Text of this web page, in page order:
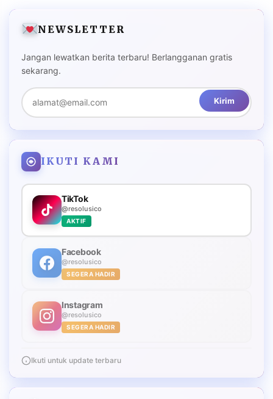
NEWSLETTER
Jangan lewatkan berita terbaru! Berlangganan gratis
sekarang.
Kirim
IKUTI KAMI
TikTok
@resolusico
AKTIF
Facebook
@resolusico
SEGERA HADIR
Instagram
@resolusico
SEGERA HADIR
Ikuti untuk update terbaru